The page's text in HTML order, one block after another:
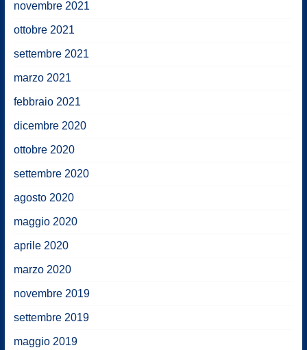
novembre 2021
ottobre 2021
settembre 2021
marzo 2021
febbraio 2021
dicembre 2020
ottobre 2020
settembre 2020
agosto 2020
maggio 2020
aprile 2020
marzo 2020
novembre 2019
settembre 2019
maggio 2019